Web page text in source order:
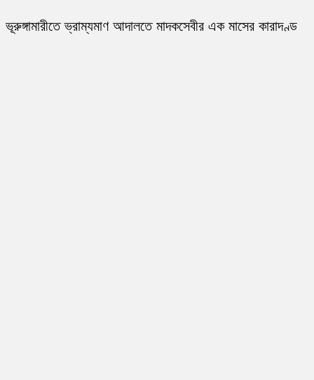
ভূরুঙ্গামারীতে ভ্রাম্যমাণ আদালতে মাদকসেবীর এক মাসের কারাদণ্ড